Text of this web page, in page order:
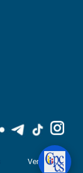
Ventanilla